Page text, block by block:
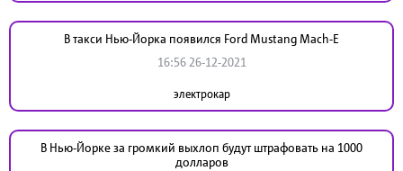
В такси Нью-Йорка появился Ford Mustang Mach-E
16:56 26-12-2021
электрокар
В Нью-Йорке за громкий выхлоп будут штрафовать на 1000
долларов